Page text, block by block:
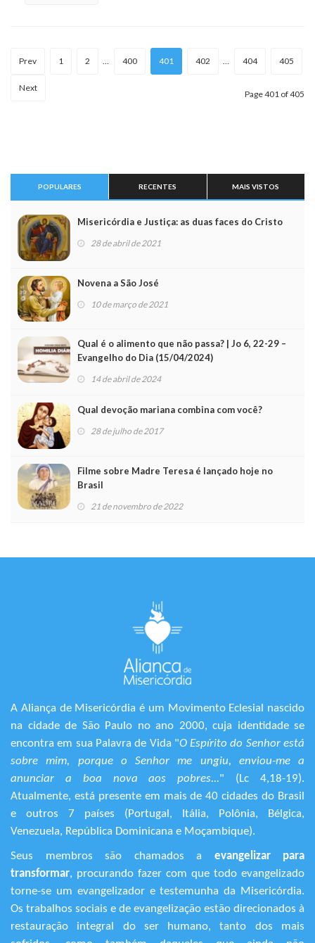
Prev 1 2 400 401 402 404 405
Next
Page 401 of 405
POPULARES RECENTES MAIS VISTOS
Misericórdia e Justiça: as duas faces do Cristo
28 de abril de 2021
Novena a São José
10 de março de 2021
Qual é o alimento que não passa? | Jo 6, 22-29 –
Evangelho do Dia (15/04/2024)
14 de abril de 2024
Qual devoção mariana combina com você?
28 de julho de 2017
Filme sobre Madre Teresa é lançado hoje no
Brasil
21 de novembro de 2022
A Aliança de Misericórdia é um Movimento Eclesial nascido
na cidade de São Paulo no ano 2000, cuja identidade se
encontra em sua Palavra de Vida "O Espírito do Senhor está
sobre mim, porque o Senhor me ungiu, enviou-me a
anunciar a boa nova aos pobres..." (Lc 4,18-19).
Atualmente, está presente em mais de 40 cidades do Brasil
e outros 7 países (Portugal, Itália, Polônia, Bélgica,
Venezuela, República Dominicana e Moçambique).
Seus membros são chamados a evangelizar para
transformar, procurando fazer com que todo evangelizado
torne-se um evangelizador e testemunha da Misericórdia.
Os trabalhos sociais e de evangelização estão direcionados à
restauração integral do ser humano, tanto dos mais